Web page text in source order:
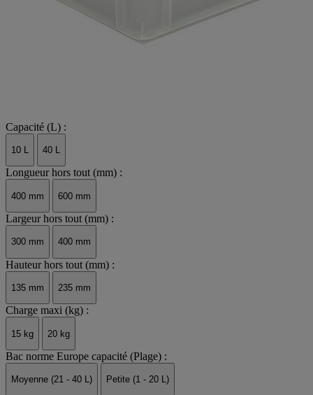
Capacité (L) :
10 L 40 L
Longueur hors tout (mm) :
400 mm 600 mm
Largeur hors tout (mm) :
300 mm 400 mm
Hauteur hors tout (mm) :
135 mm 235 mm
Charge maxi (kg) :
15 kg 20 kg
Bac norme Europe capacité (Plage) :
Moyenne (21 - 40 L) Petite (1 - 20 L)